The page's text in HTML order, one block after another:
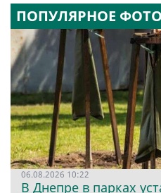
ПОПУЛЯРНОЕ ФОТО
06.08.2026 10:22
В Днепре в парках